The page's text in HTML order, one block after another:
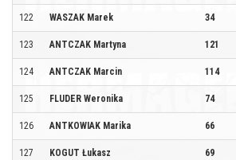
122 WASZAK Marek 34
123 ANTCZAK Martyna 121
124 ANTCZAK Marcin 114
125 FLUDER Weronika 74
126 ANTKOWIAK Marika 66
127 KOGUT Łukasz 69